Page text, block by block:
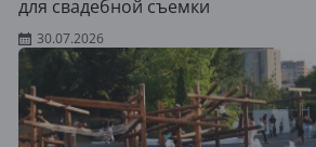
для свадебной съемки
30.07.2026